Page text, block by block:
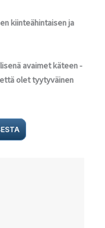
kiinteähintaisen ja
avaimet käteen -
olet tyytyväinen